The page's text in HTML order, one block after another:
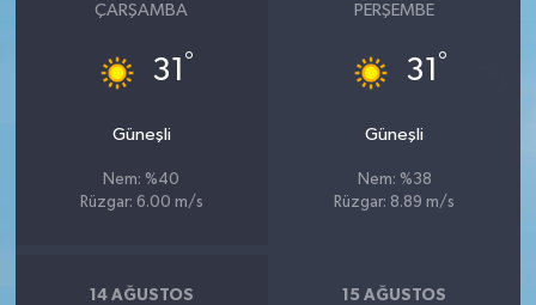
ÇARŞAMBA
31 °
Güneşli
Nem: %40
Rüzgar: 6.00 m/s
PERŞEMBE
31 °
Güneşli
Nem: %38
Rüzgar: 8.89 m/s
14 AĞUSTOS 15 AĞUSTOS